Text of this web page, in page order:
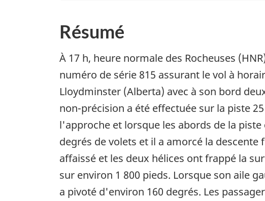
Résumé
À 17 h, heure normale des Rocheuses
numéro de série 815 assurant le vol à
Lloydminster (Alberta) avec à son bord
non-précision a été effectuée sur la piste
l'approche et lorsque les abords de la
degrés de volets et il a amorcé la
affaissé et les deux hélices ont frappé la
sur environ 1 800 pieds. Lorsque son aile
a pivoté d'environ 160 degrés. Les